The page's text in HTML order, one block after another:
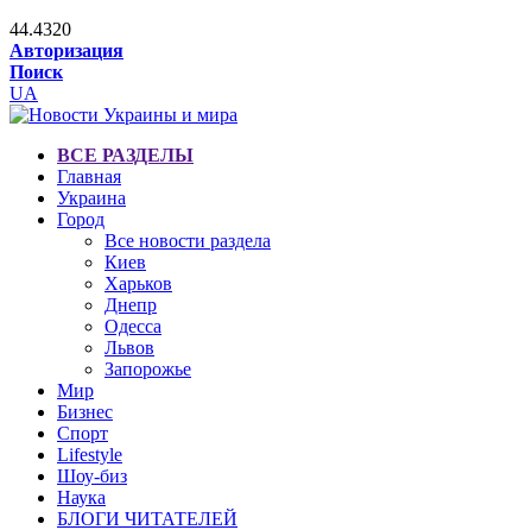
44.4320
Авторизация
Поиск
UA
ВСЕ РАЗДЕЛЫ
Главная
Украина
Город
Все новости раздела
Киев
Харьков
Днепр
Одесса
Львов
Запорожье
Мир
Бизнес
Спорт
Lifestyle
Шоу-биз
Наука
БЛОГИ ЧИТАТЕЛЕЙ